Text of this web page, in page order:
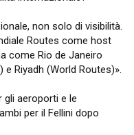
non solo di visibilità.
Routes come host
come Rio de Janeiro
e Riyadh (World Routes)».
aeroporti e le
per il Fellini dopo